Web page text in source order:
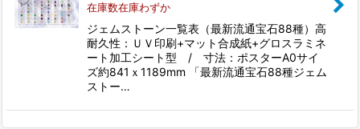
在庫数在庫わずか
ジェムストーン一覧表（最新流通宝石88種）高
耐久性：ＵＶ印刷+マット合成紙+グロスラミネ
ート加工シート型 / 寸法：ポスターA0サイ
ズ約841ｘ1189mm 「最新流通宝石88種ジェム
ストー…